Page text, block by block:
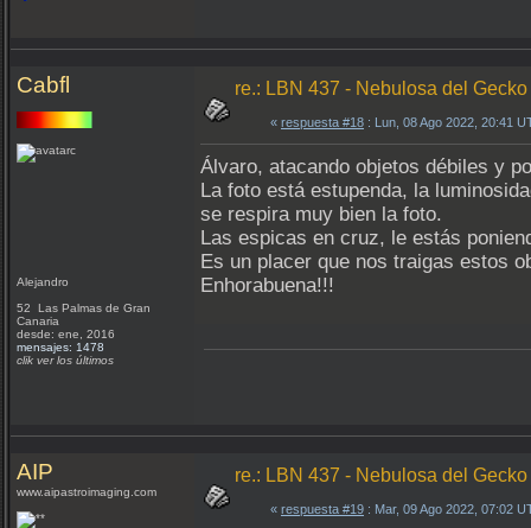
Cabfl
Alejandro
52 Las Palmas de Gran
Canaria
desde: ene, 2016
mensajes: 1478
clik ver los últimos
re.: LBN 437 - Nebulosa del Gecko
« respuesta #18 : Lun, 08 Ago 2022, 20:41
Álvaro, atacando objetos débiles y
La foto está estupenda, la
se respira muy bien la foto.
Las espicas en cruz, le estás
Es un placer que nos traigas estos
Enhorabuena!!!
AIP
www.aipastroimaging.com
re.: LBN 437 - Nebulosa del Gecko
« respuesta #19 : Mar, 09 Ago 2022, 07:02